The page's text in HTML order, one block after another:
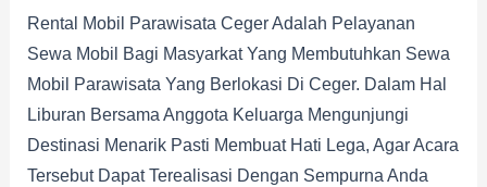
Rental Mobil Parawisata Ceger Adalah Pelayanan
Sewa Mobil Bagi Masyarkat Yang Membutuhkan Sewa
Mobil Parawisata Yang Berlokasi Di Ceger. Dalam Hal
Liburan Bersama Anggota Keluarga Mengunjungi
Destinasi Menarik Pasti Membuat Hati Lega, Agar Acara
Tersebut Dapat Terealisasi Dengan Sempurna Anda